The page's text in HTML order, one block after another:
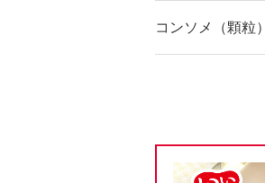
コンソメ（顆粒）